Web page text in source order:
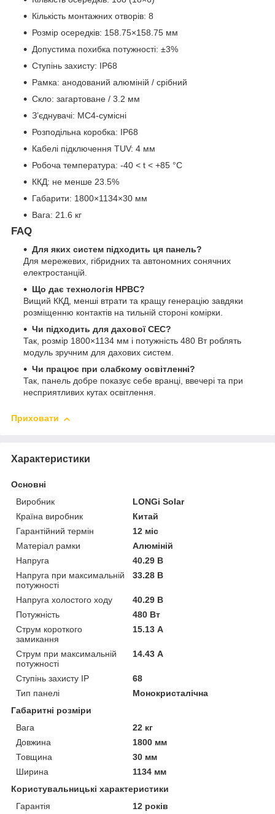
Кількість монтажних отворів: 8
Розмір осередків: 158.75×158.75 мм
Допустима похибка потужності: ±3%
Ступінь захисту: IP68
Рамка: анодований алюміній / срібний
Скло: загартоване / 3.2 мм
З’єднувачі: MC4-сумісні
Розподільна коробка: IP68
Кабелі підключення TUV: 4 мм
Робоча температура: -40 < t < +85 °C
ККД: не менше 23.5%
Габарити: 1800×1134×30 мм
Вага: 21.6 кг
FAQ
Для яких систем підходить ця панель?
Для мережевих, гібридних та автономних сонячних
електростанцій.
Що дає технологія HPBC?
Вищий ККД, менші втрати та кращу генерацію завдяки
розміщенню контактів на тильній стороні комірки.
Чи підходить для дахової СЕС?
Так, розмір 1800×1134 мм і потужність 480 Вт роблять
модуль зручним для дахових систем.
Чи працює при слабкому освітленні?
Так, панель добре показує себе вранці, ввечері та при
несприятливих кутах освітлення.
Приховати
Характеристики
Основні
Виробник
LONGi Solar
Країна виробник
Китай
Гарантійний термін
12 міс
Матеріал рамки
Алюміній
Напруга
40.29 В
Напруга при максимальній
потужності
33.28 В
Напруга холостого ходу
40.29 В
Потужність
480 Вт
Струм короткого
замикання
15.13 А
Струм при максимальній
потужності
14.43 А
Ступінь захисту IP
68
Тип панелі
Монокристалічна
Габаритні розміри
Вага
22 кг
Довжина
1800 мм
Товщина
30 мм
Ширина
1134 мм
Користувальницькі характеристики
Гарантія
12 років